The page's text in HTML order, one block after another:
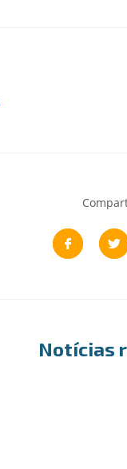
Notícias